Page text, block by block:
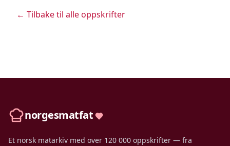
← Tilbake til alle oppskrifter
norgesmatfat
Et norsk matarkiv med over 120 000 oppskrifter — fra